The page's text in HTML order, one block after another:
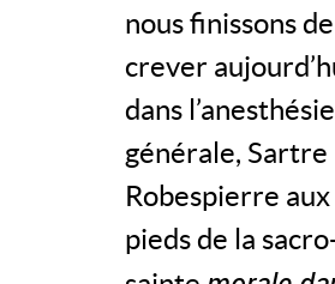
nous finissons de
crever
dans l’anesthésie
générale, Sartre
Robespierre
pieds de la